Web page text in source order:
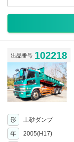
出品番号 102218
形 土砂ダンプ
年
2005(H17)